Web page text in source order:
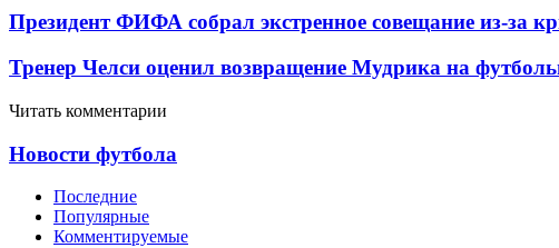
Президент ФИФА собрал экстренное совещание из-за
Тренер Челси оценил возвращение Мудрика на
Читать комментарии
Новости футбола
Последние
Популярные
Комментируемые